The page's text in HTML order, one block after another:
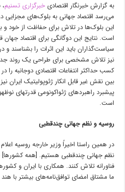
به گزارش خبرنگار اقتصادیخبرگزاری تسنیم
می‌رسد اقتصاد جهانی به بلوک‌های
این بلوک‌ها در تلاش برای حفاظت از خود و
است. نتایج این دوگانگی برای اقتصاد جهان
سیاست‌گذاران باید این اثرات را بشناسند و
نیز تلاش مشخصی برای طراحی یک روند
کسب حداکثر انتفاعات اقتصادی دوجانبه را
بین نقش غیر قابل انکار ژئوپولیتیک ایران
پیشبرد راهبردهای ژئواکونومی قدرتهای
است.
روسیه و نظم جهانی چندقطبی
در همین راستا اخیراً وزیر خارجه روسیه
نظم جهانی چندقطبی هستیم. [همه کشورها]
فناورانه تلاش کنند. همکاری با ایران و
ما مشتاق امضای توافق‌نامه‌های بیشتر با